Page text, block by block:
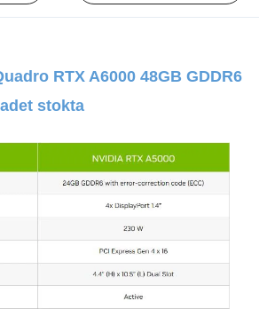
RTX A6000 48GB GDDR6
stokta